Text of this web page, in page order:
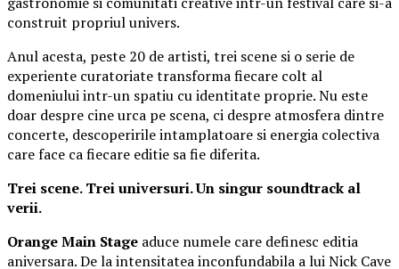
construit propriul univers.
Anul acesta, peste 20 de artisti, trei scene si o serie de
experiente curatoriate transforma fiecare colt al
domeniului intr-un spatiu cu identitate proprie. Nu este
doar despre cine urca pe scena, ci despre atmosfera dintre
concerte, descoperirile intamplatoare si energia colectiva
care face ca fiecare editie sa fie diferita.
Trei scene. Trei universuri. Un singur soundtrack al
verii.
Orange Main Stage aduce numele care definesc editia
aniversara. De la intensitatea inconfundabila a lui Nick Cave